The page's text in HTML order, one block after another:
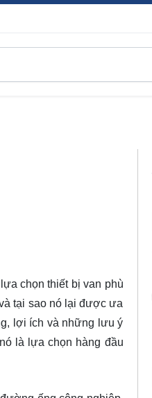
chọn thiết bị van phù
tại sao nó lại được ưa
lợi ích và những lưu ý
là lựa chọn hàng đầu